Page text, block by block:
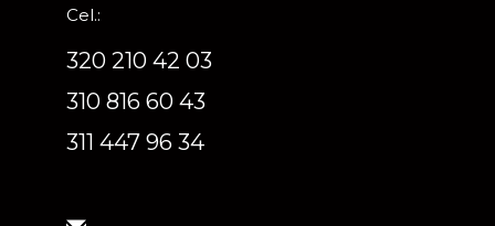
Cel.:
320 210 42 03
310 816 60 43
311 447 96 34